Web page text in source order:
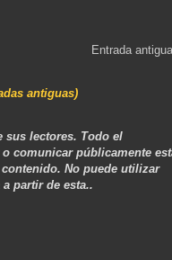
Entrada antigua
antiguas)
sus lectores. Todo el
comunicar públicamente
No puede utilizar
partir de esta..